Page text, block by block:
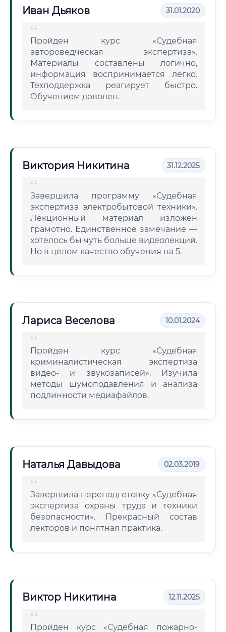
Иван Дьяков 31.01.2020
Пройден курс «Судебная
автороведческая экспертиза».
Материалы составлены логично,
информация воспринимается легко.
Техподдержка реагирует быстро.
Обучением доволен.
Виктория Никитина 31.12.2025
Завершила программу «Судебная
экспертиза электробытовой техники».
Лекционный материал изложен
грамотно. Единственное замечание —
хотелось бы чуть больше видеолекций.
Но в целом качество обучения на 5.
Лариса Веселова 10.01.2024
Пройден курс «Судебная
криминалистическая экспертиза
видео- и звукозаписей». Изучила
методы шумоподавления и анализа
подлинности медиафайлов.
Наталья Давыдова 02.03.2019
Завершила переподготовку «Судебная
экспертиза охраны труда и техники
безопасности». Прекрасный состав
лекторов и понятная практика.
Виктор Никитина 12.11.2025
Пройден курс «Судебная пожарно-